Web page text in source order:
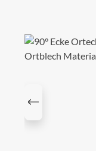
Bildergalerie